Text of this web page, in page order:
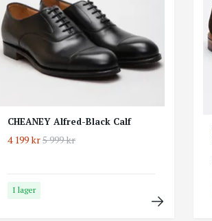
CHEANEY Alfred-Black Calf
4 199 kr5 999 kr
I lager